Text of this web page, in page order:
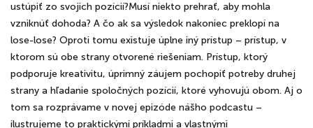
ustúpiť zo svojich pozícií?Musí niekto prehrať, aby mohla
vzniknúť dohoda? A čo ak sa výsledok nakoniec preklopí na
lose-lose? Oproti tomu existuje úplne iný prístup – prístup, v
ktorom sú obe strany otvorené riešeniam. Prístup, ktorý
podporuje kreativitu, úprimný záujem pochopiť potreby druhej
strany a hľadanie spoločných pozícií, ktoré vyhovujú obom. Aj o
tom sa rozprávame v novej epizóde nášho podcastu –
ilustrujeme to praktickými príkladmi a vlastnými